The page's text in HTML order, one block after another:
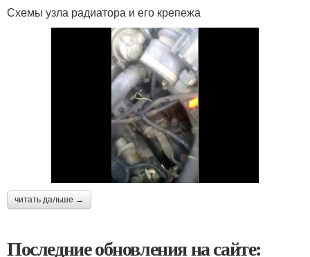
Схемы узла радиатора и его крепежа
читать дальше →
Последние обновления на сайте: